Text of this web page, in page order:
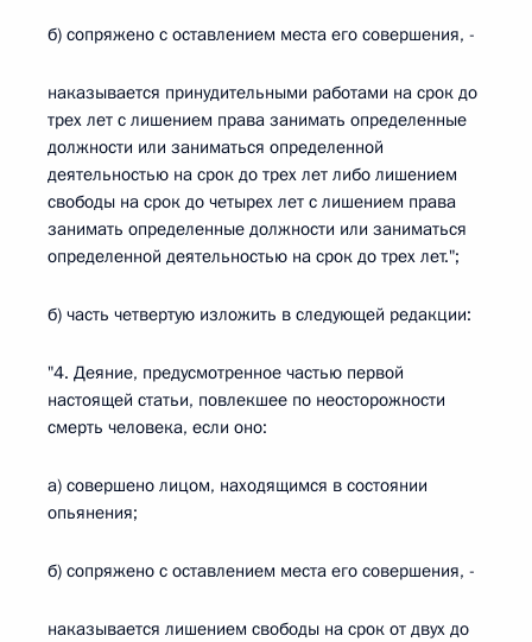
б) сопряжено с оставлением места его совершения, -
наказывается принудительными работами на срок до
трех лет с лишением права занимать определенные
должности или заниматься определенной
деятельностью на срок до трех лет либо лишением
свободы на срок до четырех лет с лишением права
занимать определенные должности или заниматься
определенной деятельностью на срок до трех лет.";
б) часть четвертую изложить в следующей редакции:
"4. Деяние, предусмотренное частью первой
настоящей статьи, повлекшее по неосторожности
смерть человека, если оно:
а) совершено лицом, находящимся в состоянии
опьянения;
б) сопряжено с оставлением места его совершения, -
наказывается лишением свободы на срок от двух до